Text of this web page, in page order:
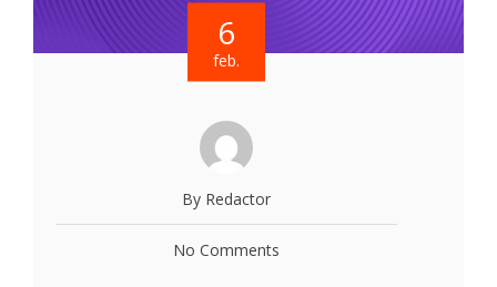
6
feb.
By Redactor
No Comments